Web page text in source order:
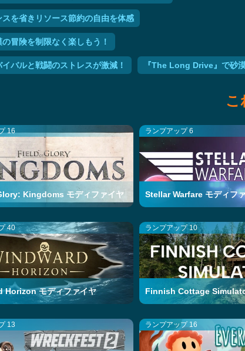
を省きリソース節約の自由を体感
冒険を制限なく楽しもう！
バルと戦闘のストレスが激減！ 『The Long Drive』で砂
こ
16
Kingdoms モディファイヤ
ランプアップ 6
Stellar Warfare モディフ
40
Horizon モディファイヤ
ランプアップ 10
Finnish Cottage
13 ランプアップ 16